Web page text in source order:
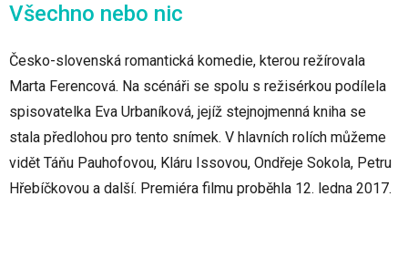
Všechno nebo nic
Česko-slovenská romantická komedie, kterou režírovala
Marta Ferencová. Na scénáři se spolu s režisérkou podílela
spisovatelka Eva Urbaníková, jejíž stejnojmenná kniha se
stala předlohou pro tento snímek. V hlavních rolích můžeme
vidět Táňu Pauhofovou, Kláru Issovou, Ondřeje Sokola, Petru
Hřebíčkovou a další. Premiéra filmu proběhla 12. ledna 2017.